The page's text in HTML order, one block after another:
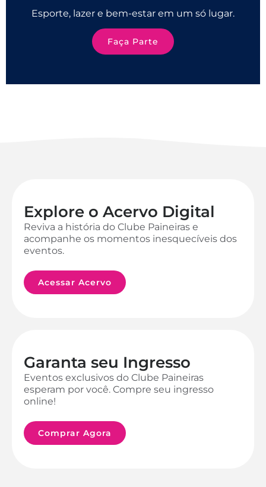
Esporte, lazer e bem-estar em um só lugar.
Faça Parte
Explore o Acervo Digital
Reviva a história do Clube Paineiras e
acompanhe os momentos inesquecíveis dos
eventos.
Acessar Acervo
Garanta seu Ingresso
Eventos exclusivos do Clube Paineiras
esperam por você. Compre seu ingresso
online!
Comprar Agora